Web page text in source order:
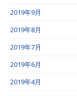
2019年9月
2019年8月
2019年7月
2019年6月
2019年4月